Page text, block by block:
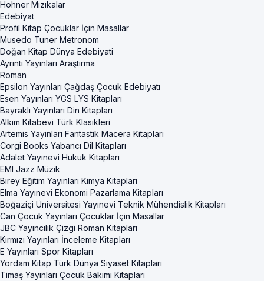
Hohner Mızıkalar
Edebiyat
Profil Kitap Çocuklar İçin Masallar
Musedo Tuner Metronom
Doğan Kitap Dünya Edebiyati
Ayrıntı Yayınları Araştırma
Roman
Epsilon Yayınları Çağdaş Çocuk Edebiyatı
Esen Yayınları YGS LYS Kitapları
Bayraklı Yayınları Din Kitapları
Alkım Kitabevi Türk Klasikleri
Artemis Yayınları Fantastik Macera Kitapları
Corgi Books Yabancı Dil Kitapları
Adalet Yayınevi Hukuk Kitapları
EMI Jazz Müzik
Birey Eğitim Yayınları Kimya Kitapları
Elma Yayınevi Ekonomi Pazarlama Kitapları
Boğaziçi Üniversitesi Yayınevi Teknik Mühendislik Kitapları
Can Çocuk Yayınları Çocuklar İçin Masallar
JBC Yayıncılık Çizgi Roman Kitapları
Kırmızı Yayınları İnceleme Kitapları
E Yayınları Spor Kitapları
Yordam Kitap Türk Dünya Siyaset Kitapları
Timaş Yayınları Çocuk Bakımı Kitapları